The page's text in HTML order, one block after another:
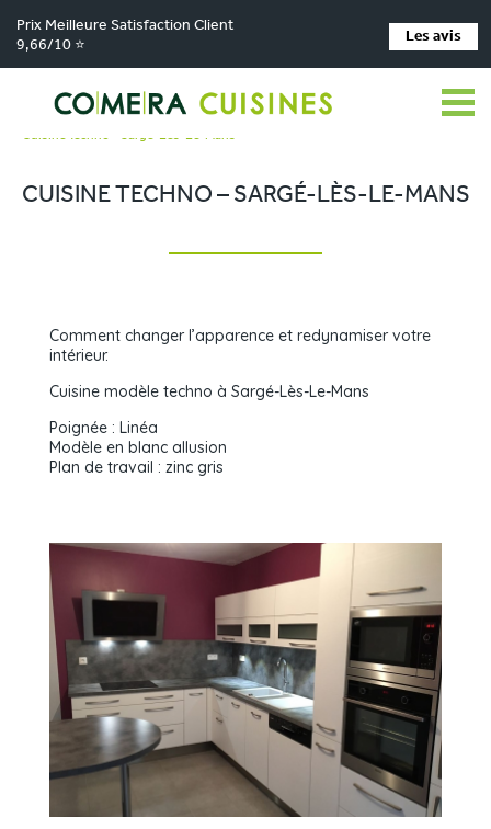
Prix Meilleure Satisfaction Client
9,66/10 ⭐
Les avis
Comera Cuisines > Nos magasins de cuisine >
Cuisiniste La Chapelle-Saint-Aubin > Réalisations >
Cuisine Techno – Sargé-Lès-Le-Mans
CUISINE TECHNO – SARGÉ-LÈS-LE-MANS
Comment changer l’apparence et redynamiser votre
intérieur.
Cuisine modèle techno à Sargé-Lès-Le-Mans
Poignée : Linéa
Modèle en blanc allusion
Plan de travail : zinc gris